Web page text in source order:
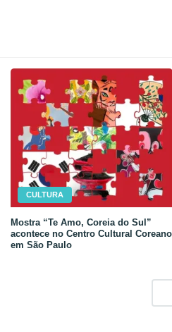
CULTURA
Mostra “Te Amo, Coreia do Sul”
acontece no Centro Cultural Coreano
em São Paulo